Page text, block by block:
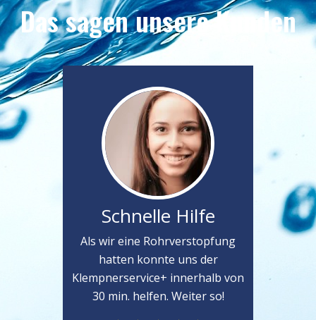
Das sagen unsere Kunden
Schnelle Hilfe
Als wir eine Rohrverstopfung
hatten konnte uns der
Klempnerservice+ innerhalb von
30 min. helfen. Weiter so!